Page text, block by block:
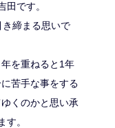
田です。
締まる思いで
を重ねると1年
苦手な事をする
くのかと思い承
す。